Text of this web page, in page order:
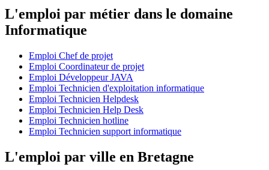
L'emploi par métier dans le domaine
Informatique
Emploi Chef de projet
Emploi Coordinateur de projet
Emploi Développeur JAVA
Emploi Technicien d'exploitation informatique
Emploi Technicien Helpdesk
Emploi Technicien Help Desk
Emploi Technicien hotline
Emploi Technicien support informatique
L'emploi par ville en Bretagne